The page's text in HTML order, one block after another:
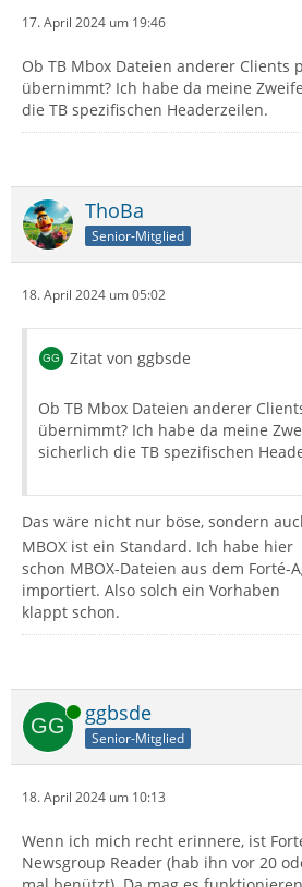
17. April 2024 um 19:46
Ob TB Mbox Dateien anderer Clients
übernimmt? Ich habe da meine
die TB spezifischen Headerzeilen.
ThoBa
Senior-Mitglied
18. April 2024 um 05:02
Zitat von ggbsde
Ob TB Mbox Dateien anderer
übernimmt? Ich habe da meine
sicherlich die TB spezifischen
Das wäre nicht nur böse, sondern
MBOX ist ein Standard. Ich habe hier
schon MBOX-Dateien aus dem Forté-
importiert. Also solch ein Vorhaben
klappt schon.
Online ggbsde
Senior-Mitglied
18. April 2024 um 10:13
Wenn ich mich recht erinnere, ist
Newsgroup Reader (hab ihn vor 20